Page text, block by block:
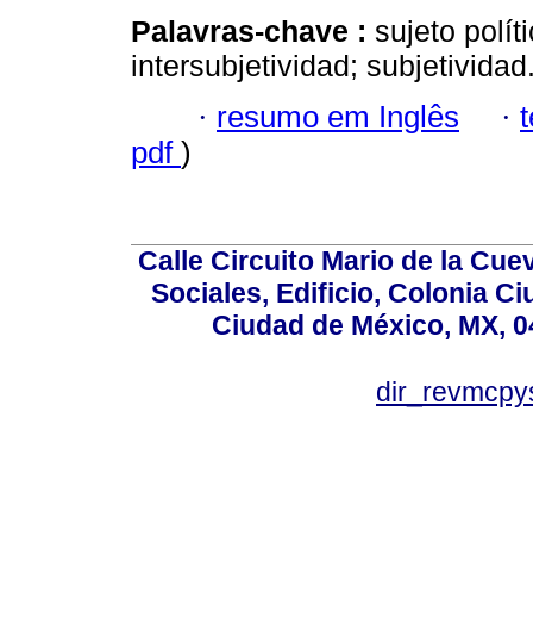
Palavras-chave : sujeto
intersubjetividad;
· resumo em Inglês ·
pdf )
Calle Circuito Mario de la
Sociales, Edificio, Colonia
Ciudad de México, MX,